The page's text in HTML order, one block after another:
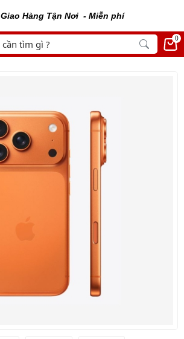
Giao Hàng Tận Nơi - Miễn phí
0